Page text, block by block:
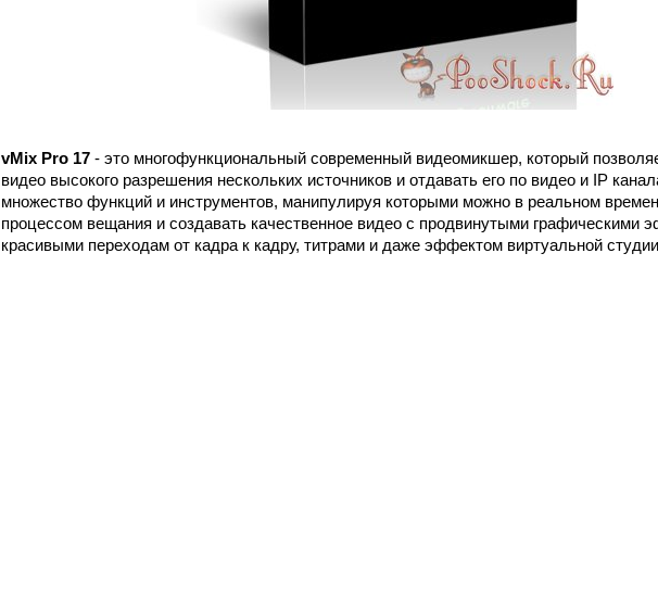
vMix Pro 17 - это многофункциональный современный видеомикшер, который
видео высокого разрешения нескольких источников и отдавать его по видео и IP
множество функций и инструментов, манипулируя которыми можно в реальном
процессом вещания и создавать качественное видео с продвинутыми графическими
красивыми переходам от кадра к кадру, титрами и даже эффектом виртуальной